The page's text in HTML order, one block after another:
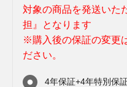
対象の商品を発送いた
担』となります
※購入後の保証の変更
ださい。
4年保証+4年特別保